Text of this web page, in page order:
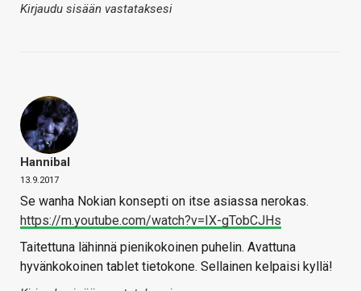
Kirjaudu sisään vastataksesi
Hannibal
13.9.2017
Se wanha Nokian konsepti on itse asiassa nerokas.
https://m.youtube.com/watch?v=IX-gTobCJHs
Taitettuna lähinnä pienikokoinen puhelin. Avattuna
hyvänkokoinen tablet tietokone. Sellainen kelpaisi kyllä!